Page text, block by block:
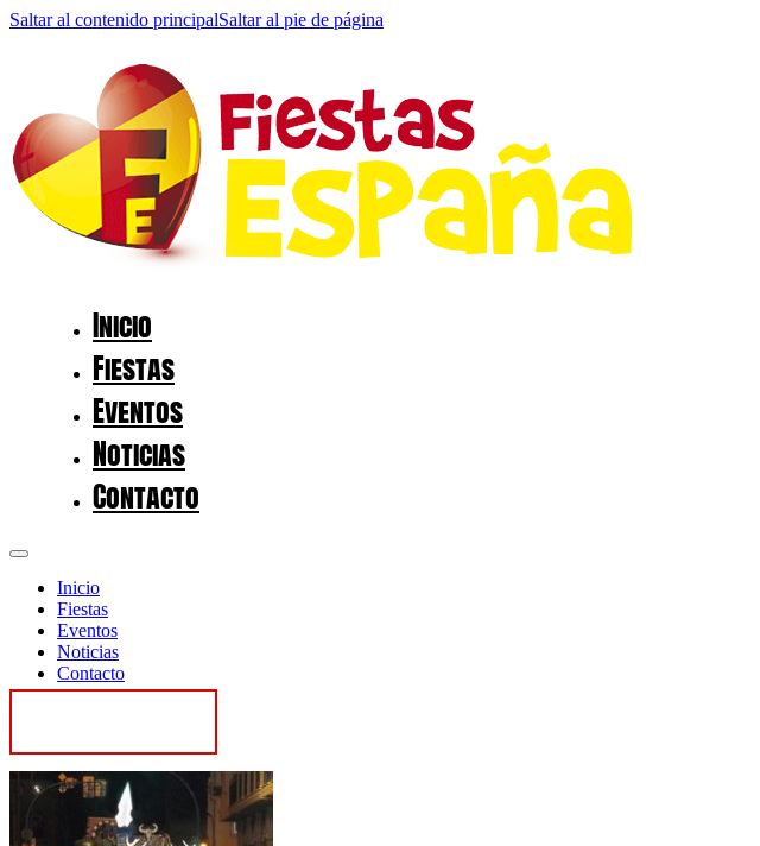
Saltar al contenido principalSaltar al pie de página
Inicio
Fiestas
Eventos
Noticias
Contacto
Inicio
Fiestas
Eventos
Noticias
Contacto